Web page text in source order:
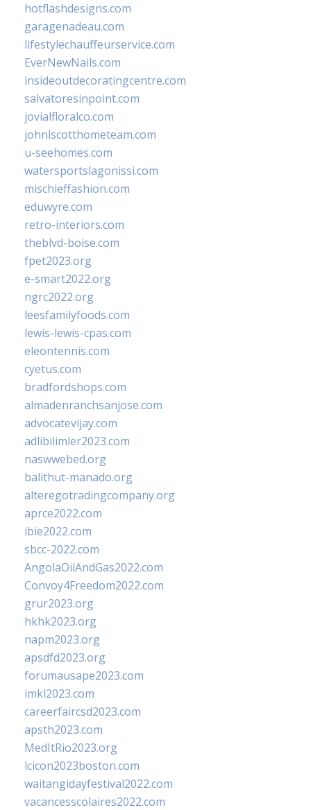
hotflashdesigns.com
garagenadeau.com
lifestylechauffeurservice.com
EverNewNails.com
insideoutdecoratingcentre.com
salvatoresinpoint.com
jovialfloralco.com
johnlscotthometeam.com
u-seehomes.com
watersportslagonissi.com
mischieffashion.com
eduwyre.com
retro-interiors.com
theblvd-boise.com
fpet2023.org
e-smart2022.org
ngrc2022.org
leesfamilyfoods.com
lewis-lewis-cpas.com
eleontennis.com
cyetus.com
bradfordshops.com
almadenranchsanjose.com
advocatevijay.com
adlibilimler2023.com
naswwebed.org
balithut-manado.org
alteregotradingcompany.org
aprce2022.com
ibie2022.com
sbcc-2022.com
AngolaOilAndGas2022.com
Convoy4Freedom2022.com
grur2023.org
hkhk2023.org
napm2023.org
apsdfd2023.org
forumausape2023.com
imkl2023.com
careerfaircsd2023.com
apsth2023.com
MedItRio2023.org
lcicon2023boston.com
waitangidayfestival2022.com
vacancesscolaires2022.com